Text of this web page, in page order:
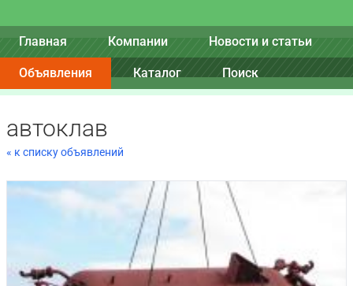
Главная Компании Новости и статьи
Объявления Каталог Поиск
автоклав
« к списку объявлений